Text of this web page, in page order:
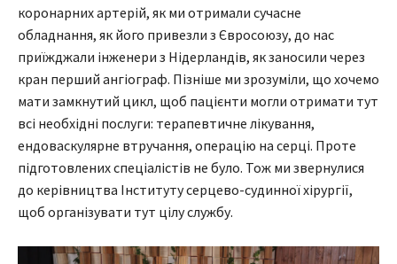
коронарних артерій, як ми отримали сучасне
обладнання, як його привезли з Євросоюзу, до нас
приїжджали інженери з Нідерландів, як заносили через
кран перший ангіограф. Пізніше ми зрозуміли, що хочемо
мати замкнутий цикл, щоб пацієнти могли отримати тут
всі необхідні послуги: терапевтичне лікування,
ендоваскулярне втручання, операцію на серці. Проте
підготовлених спеціалістів не було. Тож ми звернулися
до керівництва Інституту серцево-судинної хірургії,
щоб організувати тут цілу службу.